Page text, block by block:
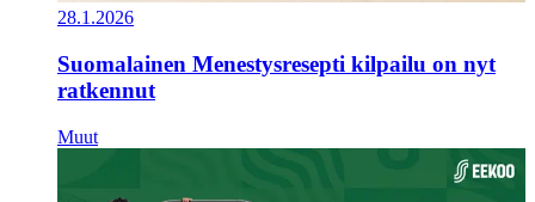
28.1.2026
Suomalainen Menestysresepti kilpailu on nyt
ratkennut
Muut